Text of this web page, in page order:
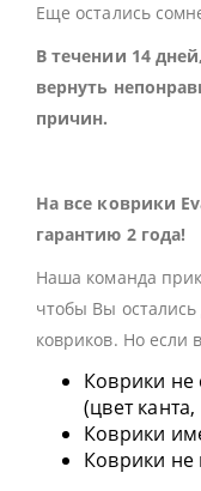
Еще остались
В течении 14
вернуть
причин.
На все коврики
гарантию 2 года!
Наша команда
чтобы Вы
ковриков. Но если
Коврики не
(цвет
Коврики
Коврики не